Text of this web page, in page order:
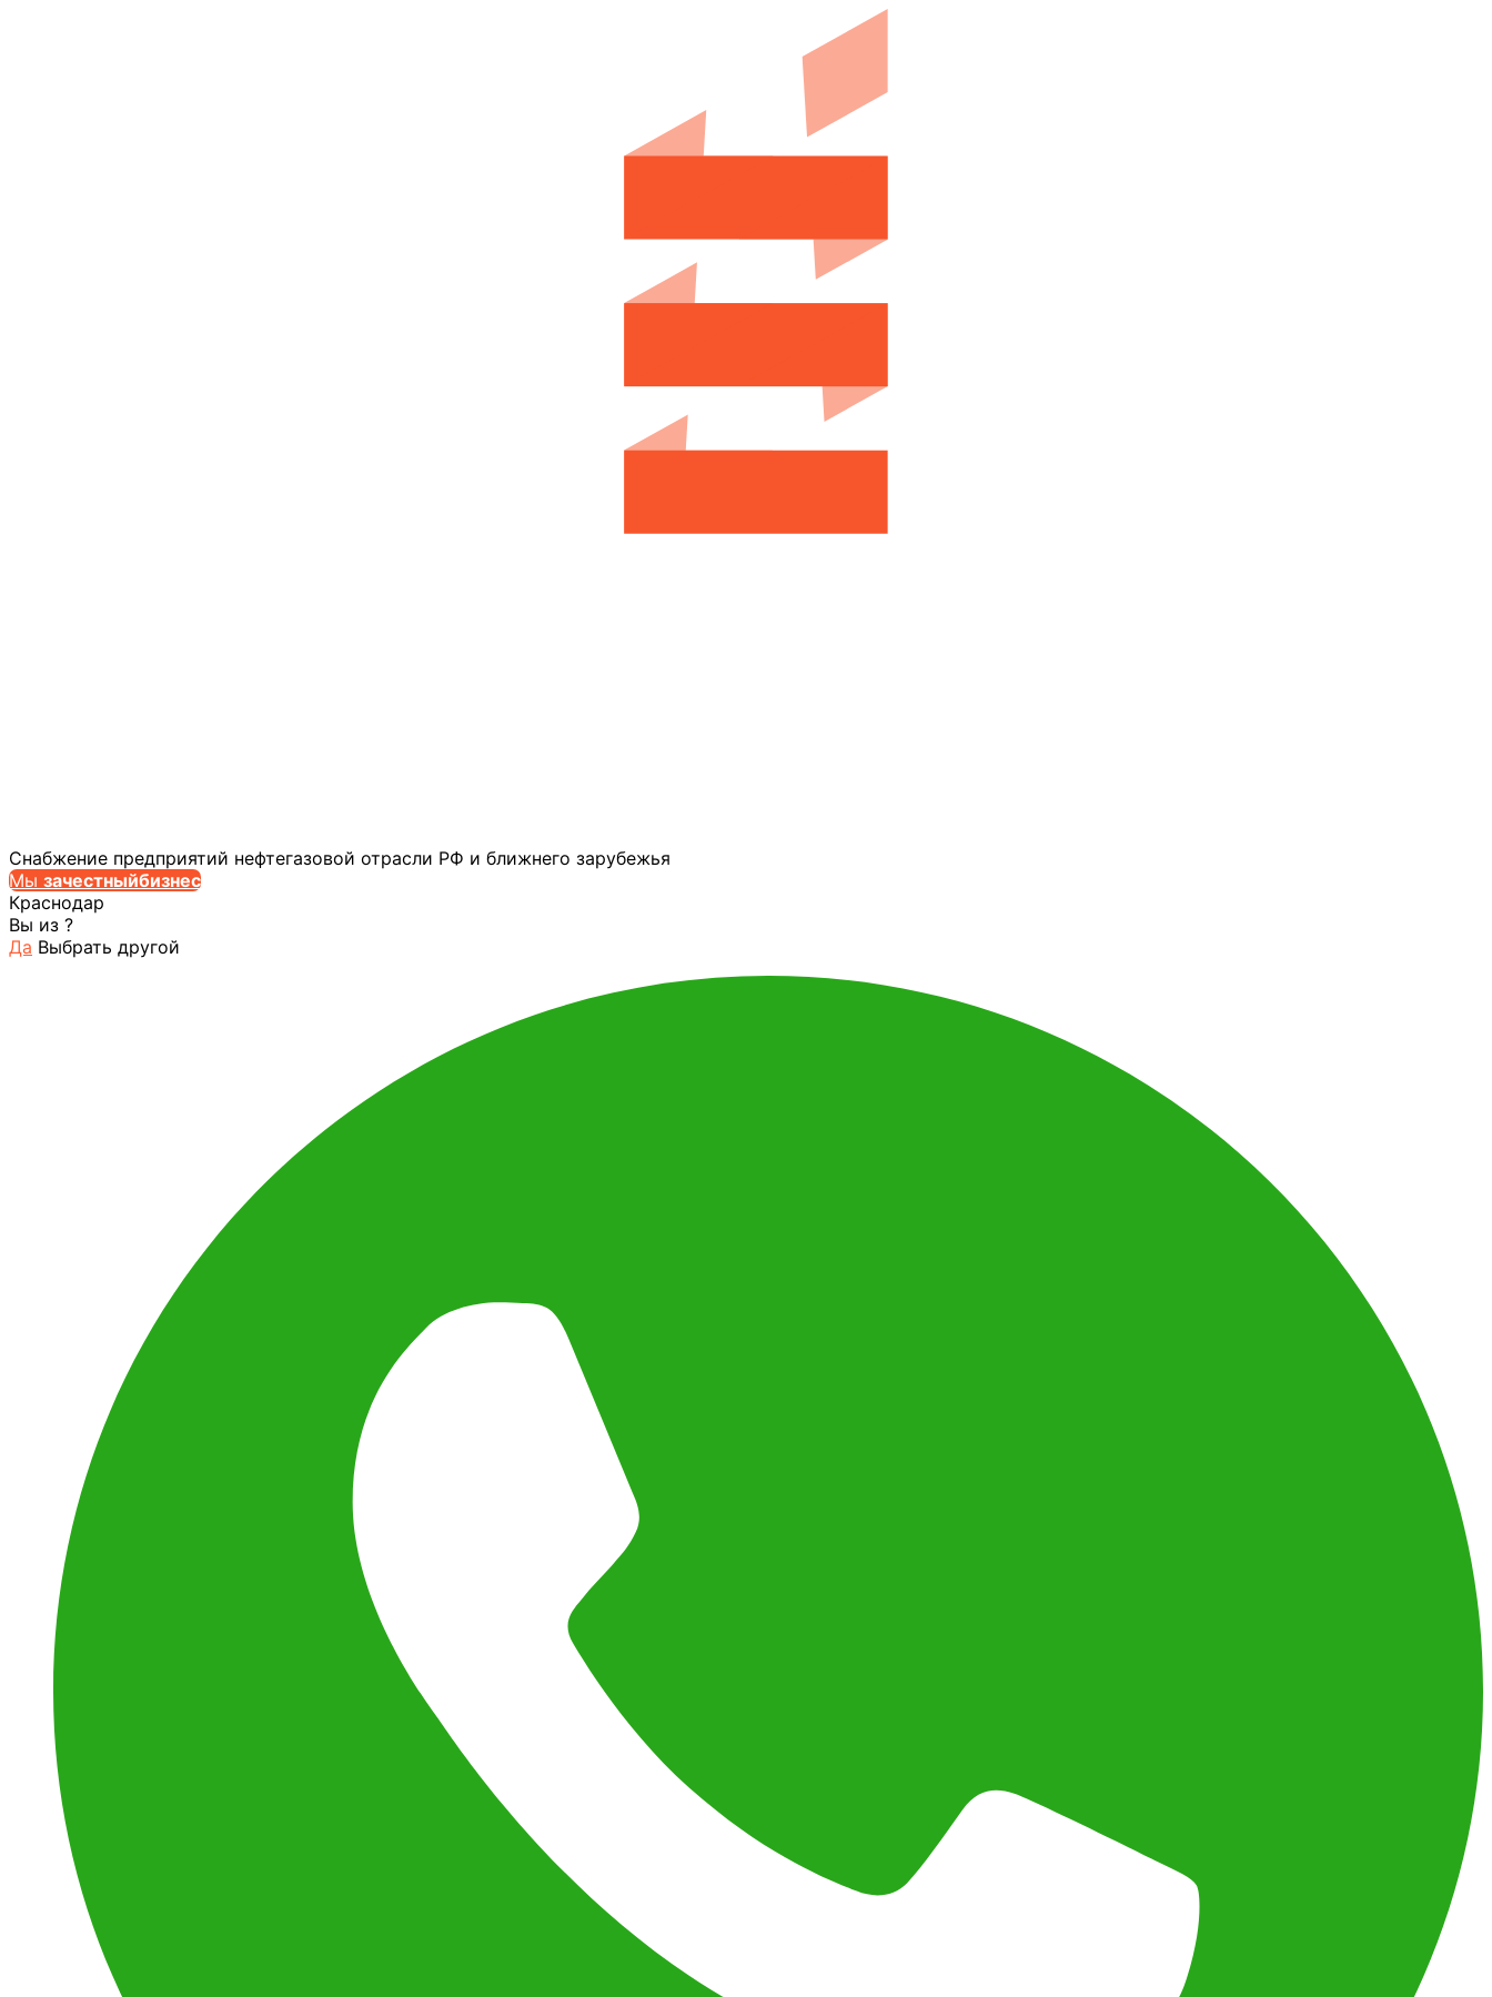
Снабжение предприятий нефтегазовой отрасли РФ и ближнего зарубежья
Мы зачестныйбизнес
Краснодар
Вы из ?
Да Выбрать другой